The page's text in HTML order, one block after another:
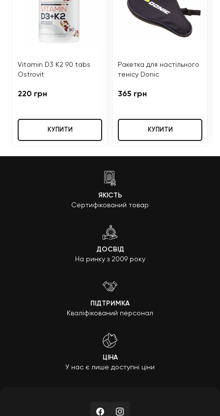
Vitamin D3 K2 90 tabs
Ostrovit
220 грн
КУПИТИ
Ракетка для настільного
тенісу Donic
365 грн
КУПИТИ
ЯКІСТЬ
Сертифікований товар
ДОСВІД
На ринку з 2009 року
ПІДТРИМКА
Кваліфікований персонал
ЦІНА
У нас є лише доступні ціни